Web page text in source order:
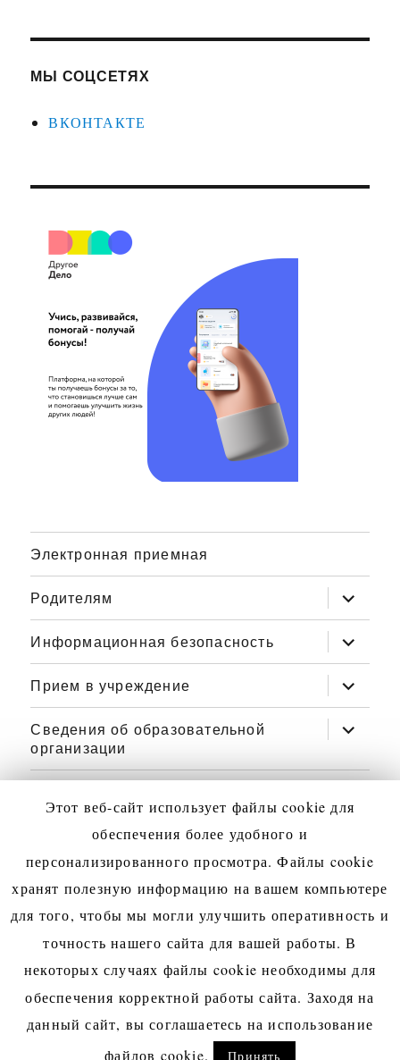
МЫ СОЦСЕТЯХ
ВКОНТАКТЕ
Электронная приемная
Родителям
меню
Информационная безопасность
меню
Прием в учреждение
меню
Сведения об образовательной
организации
меню
участников
СВО
в
сфере
образования
распорядка
обучающихся
обучающихся
ОВЗ
Психолого-Школьный
Безопасность
дорожного
движения
Министерство
просвещения
РФ
ГИА-11Предписания
Проект
500+
Противодействие
коррупцииработа
Добровольные
пожертвования
эффективного
контракта
Информационная
безопасность
Работа
с
одаренными
детьми
ВсОШ.
Сириус
PISA
контроля
доступа и
ШОЦ ТеатрМедиацентр
Тестирование
для
граждан
Антитеррор
Ящик
доверия
Реализация
по
Муниципальное общеобразовательное учреждение
Этот веб-сайт использует файлы cookie для
обеспечения более удобного и
персонализированного просмотра. Файлы cookie
хранят полезную информацию на вашем компьютере
для того, чтобы мы могли улучшить оперативность и
точность нашего сайта для вашей работы. В
некоторых случаях файлы cookie необходимы для
обеспечения корректной работы сайта. Заходя на
данный сайт, вы соглашаетесь на использование
файлов cookie.
Принять